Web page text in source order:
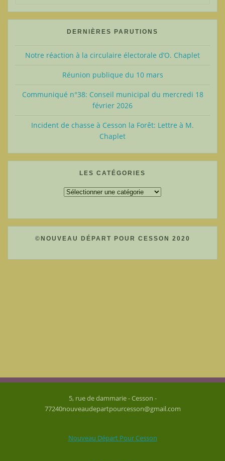
:
DERNIÈRES PARUTIONS
Notre réaction à la circulaire électorale d’O. Chaplet
Réunion publique du 10 mars
Communiqué n°38: Conseil municipal du mercredi 18
février 2026
Incident de chasse à Cesson la Forêt: Lettre à M.
Chaplet
LES CATÉGORIES
Les
©NOUVEAU DÉPART POUR CESSON 2020
5, rue de dammarie - Cesson -
77240nouveaudepartpourcesson@gmail.com
Nouveau Départ Pour Cesson